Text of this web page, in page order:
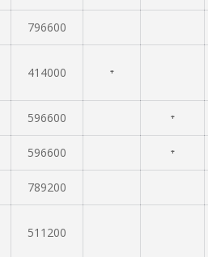
796600
414000 ⁺
596600 ⁺
596600 ⁺
789200
511200